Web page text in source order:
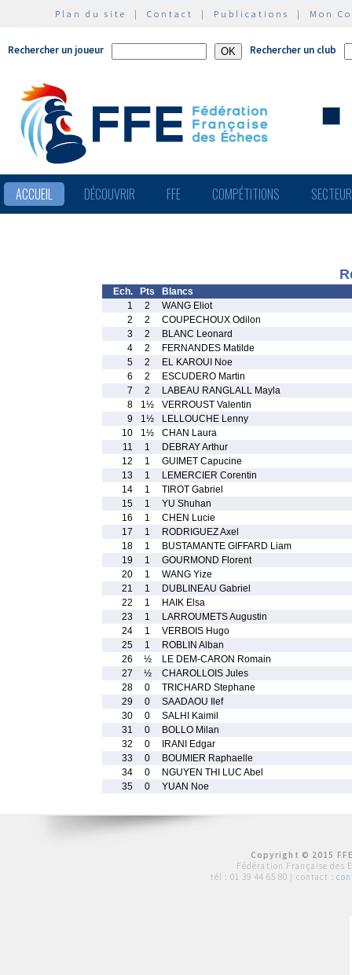
Plan du site | Contact | Publications | Mon
Rechercher un joueur Rechercher un club
ACCUEIL DÉCOUVRIR FFE COMPÉTITIONS
Ech. Pts
Blancs
1
2
WANG Eliot
2
2
COUPECHOUX Odilon
3
2
BLANC Leonard
4
2
FERNANDES Matilde
5
2
EL KAROUI Noe
6
2
ESCUDERO Martin
7
2
LABEAU RANGLALL Mayla
8
1½
VERROUST Valentin
9
1½
LELLOUCHE Lenny
10
1½
CHAN Laura
11
1
DEBRAY Arthur
12
1
GUIMET Capucine
13
1
LEMERCIER Corentin
14
1
TIROT Gabriel
15
1
YU Shuhan
16
1
CHEN Lucie
17
1
RODRIGUEZ Axel
18
1
BUSTAMANTE GIFFARD Liam
19
1
GOURMOND Florent
20
1
WANG Yize
21
1
DUBLINEAU Gabriel
22
1
HAIK Elsa
23
1
LARROUMETS Augustin
24
1
VERBOIS Hugo
25
1
ROBLIN Alban
26
½
LE DEM-CARON Romain
27
½
CHAROLLOIS Jules
28
0
TRICHARD Stephane
29
0
SAADAOU Ilef
30
0
SALHI Kaimil
31
0
BOLLO Milan
32
0
IRANI Edgar
33
0
BOUMIER Raphaelle
34
0
NGUYEN THI LUC Abel
35
0 YUAN Noe
Copyright © 2015
Fédération Française des
tél : 01 39 44 65 80 | contact :